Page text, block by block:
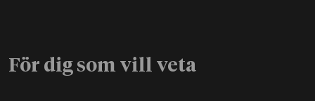
För dig som vill veta